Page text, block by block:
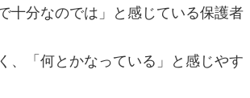
十分なのでは」と感じている保護者
、「何とかなっている」と感じやす